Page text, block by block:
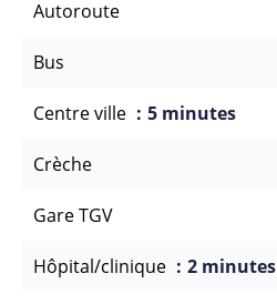
Autoroute
Bus
Centre ville 5 minutes
Crèche
Gare TGV
Hôpital/clinique 2 minutes